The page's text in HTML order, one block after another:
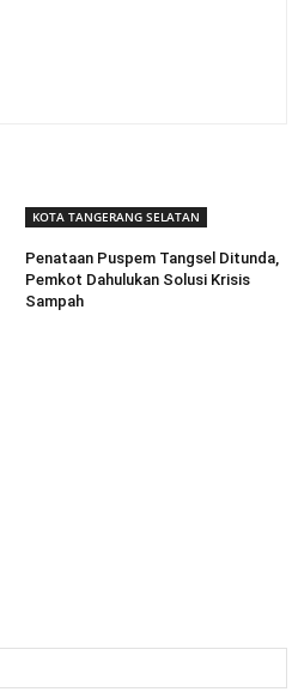
KOTA TANGERANG SELATAN
Penataan Puspem Tangsel Ditunda,
Pemkot Dahulukan Solusi Krisis
Sampah